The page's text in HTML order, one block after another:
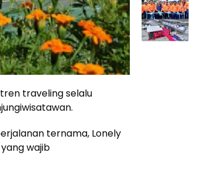
traveling selalu
ternama, Lonely
wajib